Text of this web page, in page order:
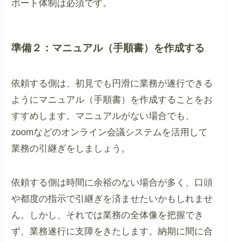
ポート体制は必須です。
準備２：マニュアル（手順書）を作成する
依頼する側は、初見でも円滑に業務が遂行できる
ようにマニュアル（手順書）を作成することをお
すすめします。マニュアルがない場合でも、
zoomなどのオンライン会議システムを活用して
業務の引継ぎをしましょう。
依頼する側は時間に余裕のない場合が多く、口頭
や都度の指示で引継ぎを済ませたいかもしれませ
ん。しかし、それでは業務の全体像を把握でき
ず、業務遂行に支障をきたします。納期に間に合